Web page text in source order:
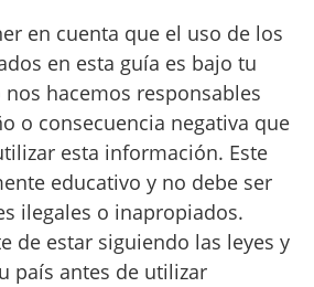
en cuenta que el uso de los
en esta guía es bajo tu
hacemos responsables
o consecuencia negativa que
esta información. Este
educativo y no debe ser
ilegales o inapropiados.
de estar siguiendo las leyes y
país antes de utilizar